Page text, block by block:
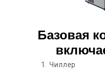
1. Чиллер
Базовая